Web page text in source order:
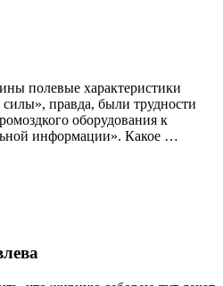
полевые характеристики
правда, были трудности
оборудования к
информации». Какое …